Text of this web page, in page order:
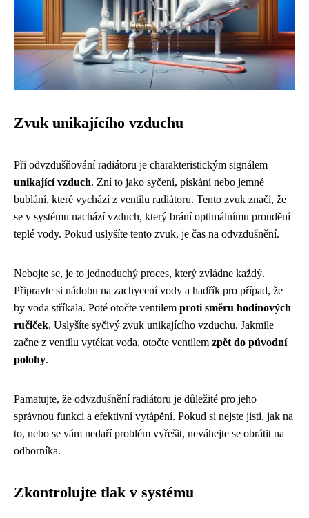
Zvuk unikajícího vzduchu
Při odvzdušňování radiátoru je charakteristickým signálem
unikající vzduch. Zní to jako syčení, pískání nebo jemné
bublání, které vychází z ventilu radiátoru. Tento zvuk značí, že
se v systému nachází vzduch, který brání optimálnímu proudění
teplé vody. Pokud uslyšíte tento zvuk, je čas na odvzdušnění.
Nebojte se, je to jednoduchý proces, který zvládne každý.
Připravte si nádobu na zachycení vody a hadřík pro případ, že
by voda stříkala. Poté otočte ventilem proti směru hodinových
ručiček. Uslyšíte syčivý zvuk unikajícího vzduchu. Jakmile
začne z ventilu vytékat voda, otočte ventilem zpět do původní
polohy.
Pamatujte, že odvzdušnění radiátoru je důležité pro jeho
správnou funkci a efektivní vytápění. Pokud si nejste jisti, jak na
to, nebo se vám nedaří problém vyřešit, neváhejte se obrátit na
odborníka.
Zkontrolujte tlak v systému